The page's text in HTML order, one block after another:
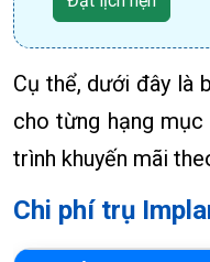
Cụ thể, dưới đây là
cho từng hạng
trình khuyến mãi
Chi phí trụ